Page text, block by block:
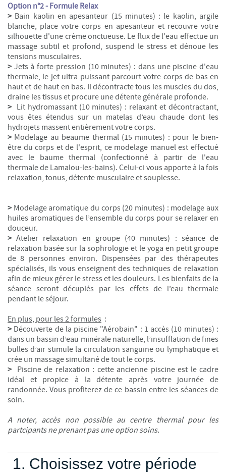
Option n°2 - Formule Relax
> Bain kaolin en apesanteur (15 minutes) : le kaolin, argile
blanche, place votre corps en apesanteur et recouvre votre
silhouette d'une crème onctueuse. Le flux de l'eau effectue un
massage subtil et profond, suspend le stress et dénoue les
tensions musculaires.
> Jets à forte pression (10 minutes) : dans une piscine d'eau
thermale, le jet ultra puissant parcourt votre corps de bas en
haut et de haut en bas. Il décontracte tous les muscles du dos,
draine les tissus et procure une détente générale profonde.
> Lit hydromassant (10 minutes) : relaxant et décontractant,
vous êtes étendus sur un matelas d’eau chaude dont les
hydrojets massent entièrement votre corps.
> Modelage au beaume thermal (15 minutes) : pour le bien-
être du corps et de l'esprit, ce modelage manuel est effectué
avec le baume thermal (confectionné à partir de l'eau
thermale de Lamalou-les-bains). Celui-ci vous apporte à la fois
relaxation, tonus, détente musculaire et souplesse.
> Modelage aromatique du corps (20 minutes) : modelage aux
huiles aromatiques de l’ensemble du corps pour se relaxer en
douceur.
>Atelier relaxation en groupe (40 minutes) : séance de
relaxation basée sur la sophrologie et le yoga en petit groupe
de 8 personnes environ. Dispensées par des thérapeutes
spécialisés, ils vous enseignent des techniques de relaxation
afin de mieux gérer le stress et les douleurs. Les bienfaits de la
séance seront décuplés par les effets de l’eau thermale
pendant le séjour.
En plus, pour les 2 formules :
> Découverte de la piscine "Aérobain" : 1 accès (10 minutes) :
dans un bassin d’eau minérale naturelle, l’insufflation de fines
bulles d’air stimule la circulation sanguine ou lymphatique et
crée un massage simultané de tout le corps.
> Piscine de relaxation : cette ancienne piscine est le cadre
idéal et propice à la détente après votre journée de
randonnée. Vous profiterez de ce bassin entre les séances de
soin.
A noter, accès non possible au centre thermal pour les
partcipants ne prenant pas une option soins.
1. Choisissez votre période